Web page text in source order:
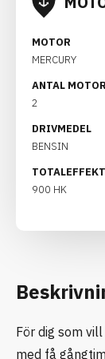
MOTOR
MERCURY
ANTAL
2
DRIVMEDEL
BENSIN
TOTALEFFEKT
900 HK
För dig som
med få